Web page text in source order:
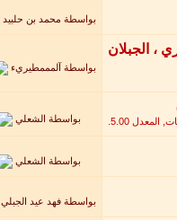
بواسطة محمد بن حلبيد
بواسطة آلمممطيريء
بواسطة الشعلي
بواسطة الشعلي
بواسطة فهد عيد الجبلي